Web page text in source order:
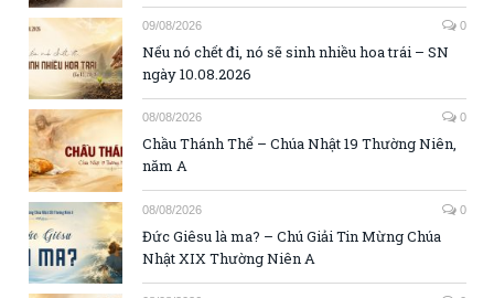
09/08/2026 0
Nếu nó chết đi, nó sẽ sinh nhiều hoa trái – SN
ngày 10.08.2026
08/08/2026 0
Chầu Thánh Thể – Chúa Nhật 19 Thường Niên,
năm A
08/08/2026 0
Đức Giêsu là ma? – Chú Giải Tin Mừng Chúa
Nhật XIX Thường Niên A